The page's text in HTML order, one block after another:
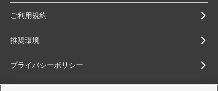
ご利用規約
推奨環境
プライバシーポリシー